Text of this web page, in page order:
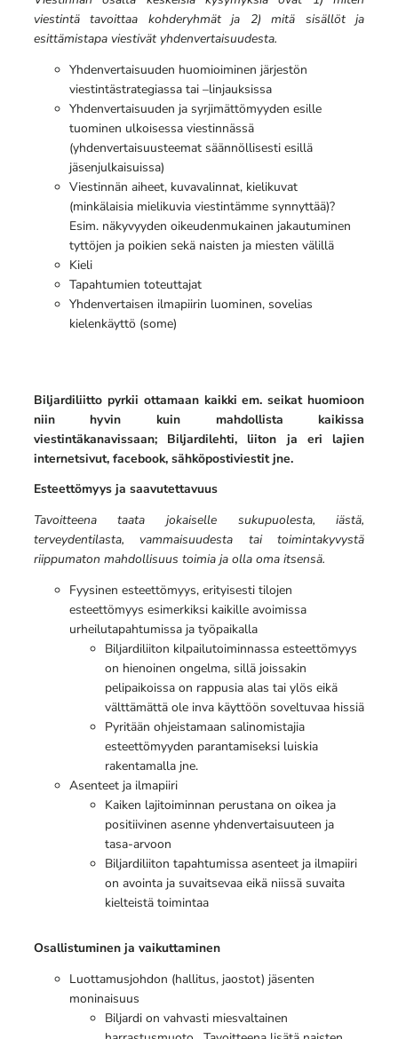
viestintä tavoittaa kohderyhmät ja 2) mitä sisällöt ja
esittämistapa viestivät yhdenvertaisuudesta.
Yhdenvertaisuuden huomioiminen järjestön
viestintästrategiassa tai –linjauksissa
Yhdenvertaisuuden ja syrjimättömyyden esille
tuominen ulkoisessa viestinnässä
(yhdenvertaisuusteemat säännöllisesti esillä
jäsenjulkaisuissa)
Viestinnän aiheet, kuvavalinnat, kielikuvat
(minkälaisia mielikuvia viestintämme synnyttää)?
Esim. näkyvyyden oikeudenmukainen jakautuminen
tyttöjen ja poikien sekä naisten ja miesten välillä
Kieli
Tapahtumien toteuttajat
Yhdenvertaisen ilmapiirin luominen, sovelias
kielenkäyttö (some)
Biljardiliitto pyrkii ottamaan kaikki em. seikat huomioon
niin hyvin kuin mahdollista kaikissa
viestintäkanavissaan; Biljardilehti, liiton ja eri lajien
internetsivut, facebook, sähköpostiviestit jne.
Esteettömyys ja saavutettavuus
Tavoitteena taata jokaiselle sukupuolesta, iästä,
terveydentilasta, vammaisuudesta tai toimintakyvystä
riippumaton mahdollisuus toimia ja olla oma itsensä.
Fyysinen esteettömyys, erityisesti tilojen
esteettömyys esimerkiksi kaikille avoimissa
urheilutapahtumissa ja työpaikalla
Biljardiliiton kilpailutoiminnassa esteettömyys
on hienoinen ongelma, sillä joissakin
pelipaikoissa on rappusia alas tai ylös eikä
välttämättä ole inva käyttöön soveltuvaa hissiä
Pyritään ohjeistamaan salinomistajia
esteettömyyden parantamiseksi luiskia
rakentamalla jne.
Asenteet ja ilmapiiri
Kaiken lajitoiminnan perustana on oikea ja
positiivinen asenne yhdenvertaisuuteen ja
tasa-arvoon
Biljardiliiton tapahtumissa asenteet ja ilmapiiri
on avointa ja suvaitsevaa eikä niissä suvaita
kielteistä toimintaa
Osallistuminen ja vaikuttaminen
Luottamusjohdon (hallitus, jaostot) jäsenten
moninaisuus
Biljardi on vahvasti miesvaltainen